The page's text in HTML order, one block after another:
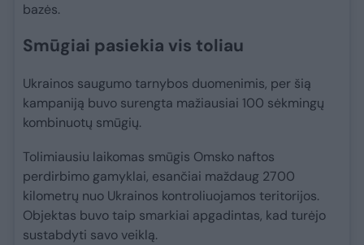
bazės.
Smūgiai pasiekia vis toliau
Ukrainos saugumo tarnybos duomenimis, per šią
kampaniją buvo surengta mažiausiai 100 sėkmingų
kombinuotų smūgių.
Tolimiausiu laikomas smūgis Omsko naftos
perdirbimo gamyklai, esančiai maždaug 2700
kilometrų nuo Ukrainos kontroliuojamos teritorijos.
Objektas buvo taip smarkiai apgadintas, kad turėjo
sustabdyti savo veiklą.